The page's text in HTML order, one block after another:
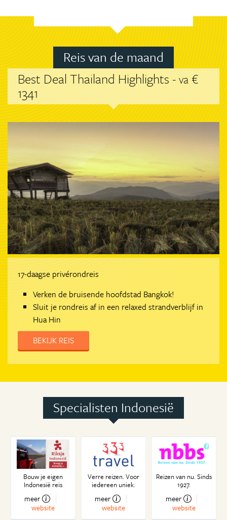
Reis van de maand
Best Deal Thailand Highlights -va €
1341
17-daagse privérondreis
Verken de bruisende hoofdstad Bangkok!
Sluit je rondreis af in een relaxed strandverblijf in
Hua Hin
BEKIJK REIS
Specialisten Indonesië
Bouw je eigen
Indonesië reis
meer
website
Verre reizen. Voor
iedereen uniek.
meer
website
Reizen van nu. Sinds
1927.
meer
website